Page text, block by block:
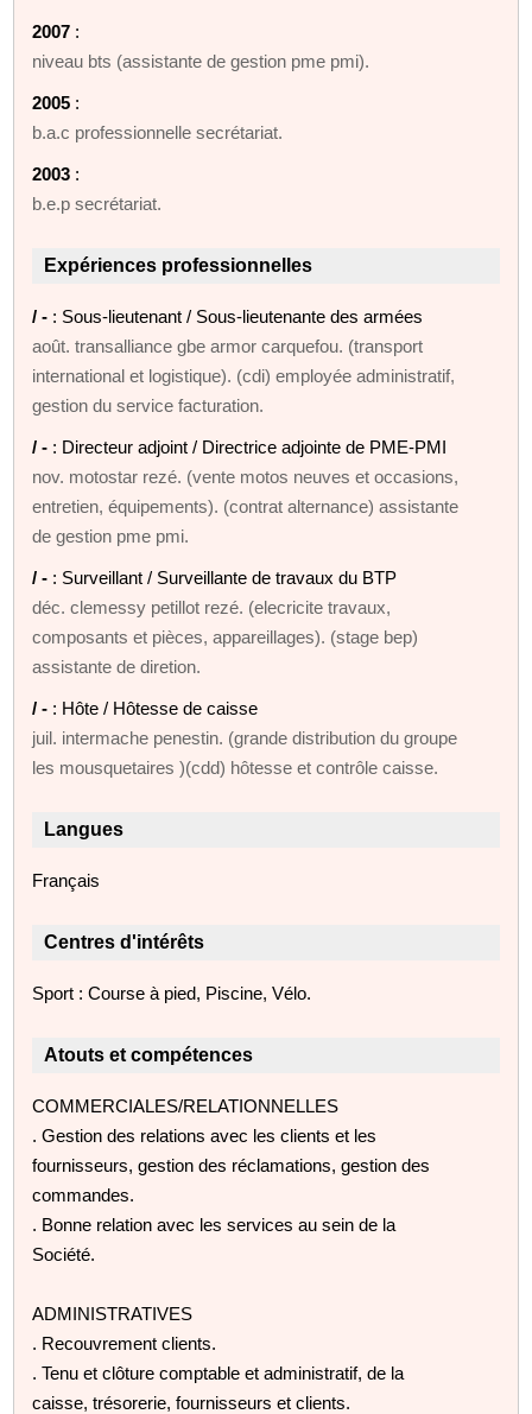
2007 :
niveau bts (assistante de gestion pme pmi).
2005 :
b.a.c professionnelle secrétariat.
2003 :
b.e.p secrétariat.
Expériences professionnelles
/ - : Sous-lieutenant / Sous-lieutenante des armées
août. transalliance gbe armor carquefou. (transport
international et logistique). (cdi) employée administratif,
gestion du service facturation.
/ - : Directeur adjoint / Directrice adjointe de PME-PMI
nov. motostar rezé. (vente motos neuves et occasions,
entretien, équipements). (contrat alternance) assistante
de gestion pme pmi.
/ - : Surveillant / Surveillante de travaux du BTP
déc. clemessy petillot rezé. (elecricite travaux,
composants et pièces, appareillages). (stage bep)
assistante de diretion.
/ - : Hôte / Hôtesse de caisse
juil. intermache penestin. (grande distribution du groupe
les mousquetaires )(cdd) hôtesse et contrôle caisse.
Langues
Français
Centres d'intérêts
Sport : Course à pied, Piscine, Vélo.
Atouts et compétences
COMMERCIALES/RELATIONNELLES
. Gestion des relations avec les clients et les
fournisseurs, gestion des réclamations, gestion des
commandes.
. Bonne relation avec les services au sein de la
Société.
ADMINISTRATIVES
. Recouvrement clients.
. Tenu et clôture comptable et administratif, de la
caisse, trésorerie, fournisseurs et clients.